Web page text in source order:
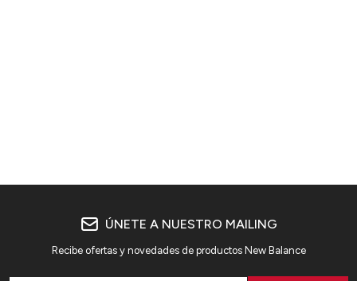
ÚNETE A NUESTRO MAILING
Recibe ofertas y novedades de productos New Balance